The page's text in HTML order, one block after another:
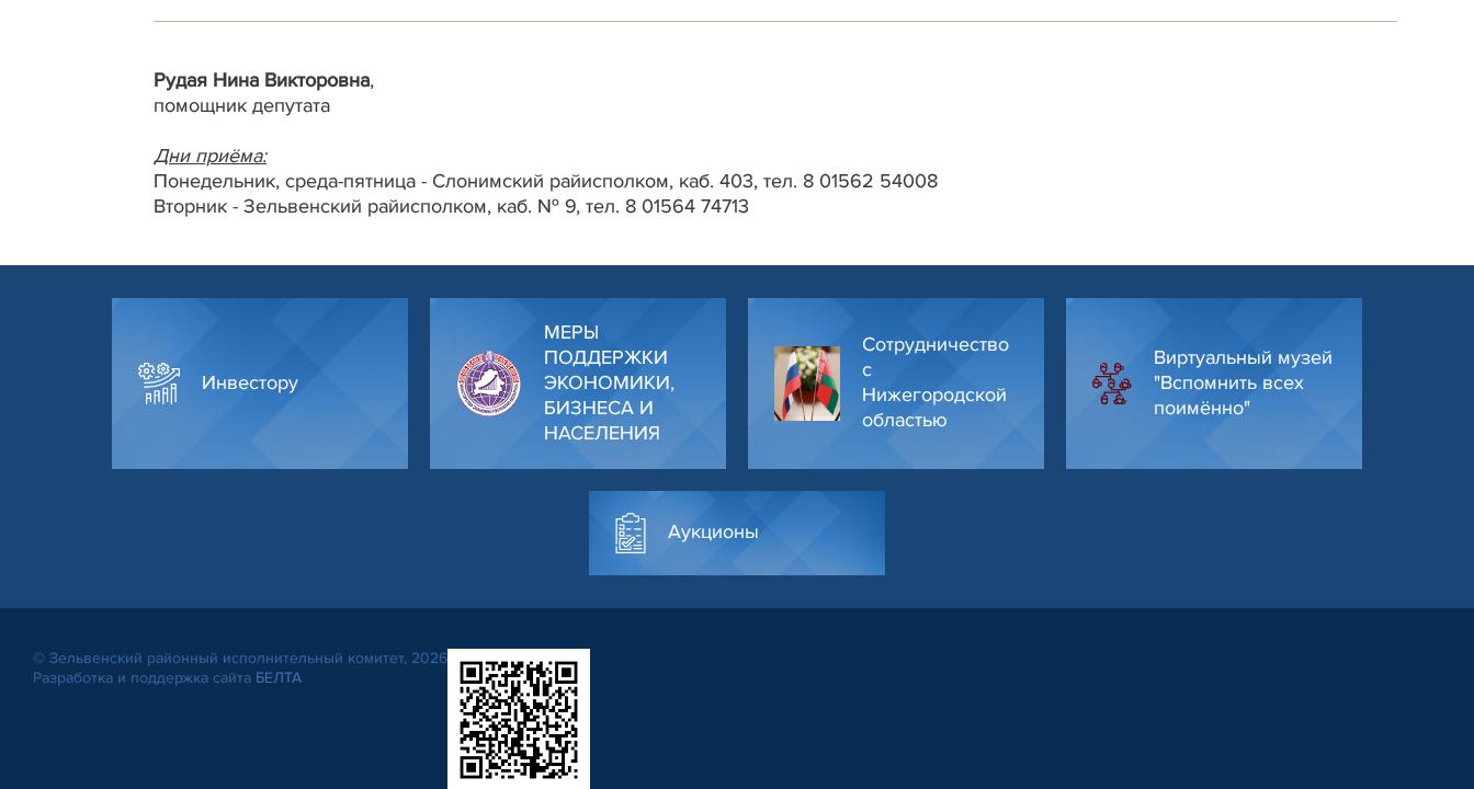
Рудая Нина Викторовна,
помощник депутата
Дни приёма:
Понедельник, среда-пятница - Слонимский райисполком, каб. 403, тел. 8 01562 54008
Вторник - Зельвенский райисполком, каб. № 9, тел. 8 01564 74713
Инвестору
МЕРЫ
ПОДДЕРЖКИ
ЭКОНОМИКИ,
БИЗНЕСА И
НАСЕЛЕНИЯ
Сотрудничество
с
Нижегородской
областью
Виртуальный музей
"Вспомнить всех
поимённо"
Аукционы
© Зельвенский районный исполнительный комитет, 2026
Разработка и поддержка сайта БЕЛТА